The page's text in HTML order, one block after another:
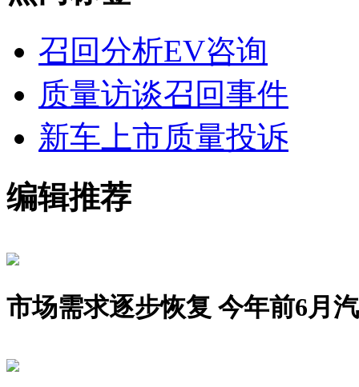
召回分析EV咨询
质量访谈召回事件
新车上市质量投诉
编辑推荐
市场需求逐步恢复 今年前6月